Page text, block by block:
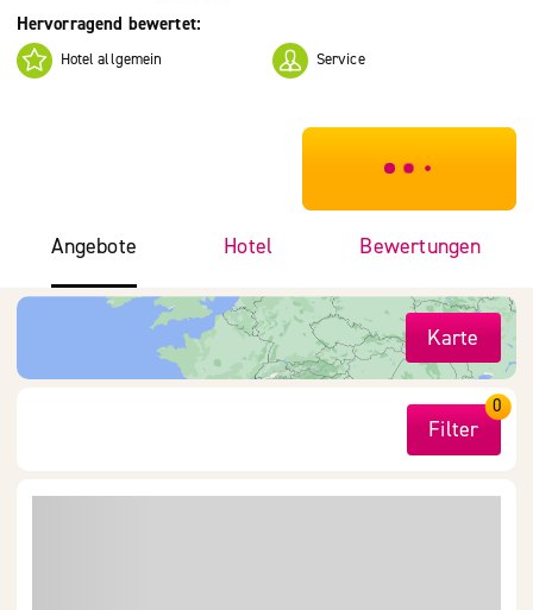
Hervorragend bewertet:
Hotel allgemein Service
***************
Angebote Hotel Bewertungen
Karte
Filter
0